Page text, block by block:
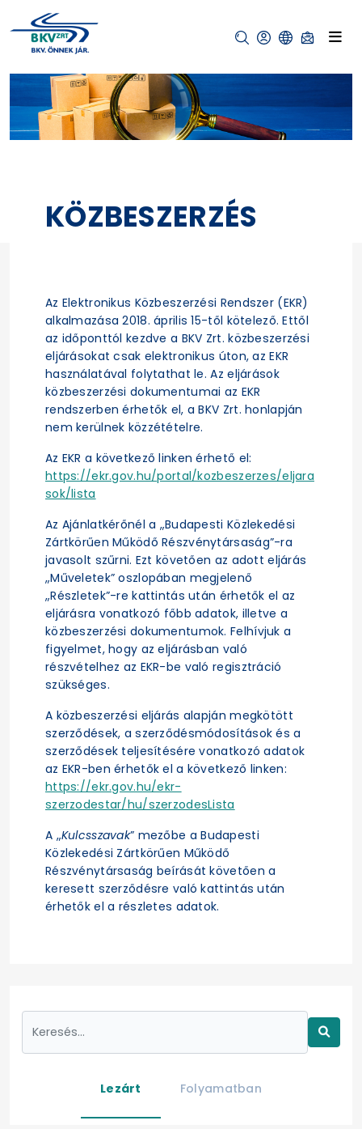
KÖZBESZERZÉS
Az Elektronikus Közbeszerzési Rendszer (EKR)
alkalmazása 2018. április 15-től kötelező. Ettől
az időponttól kezdve a BKV Zrt. közbeszerzési
eljárásokat csak elektronikus úton, az EKR
használatával folytathat le. Az eljárások
közbeszerzési dokumentumai az EKR
rendszerben érhetők el, a BKV Zrt. honlapján
nem kerülnek közzétételre.
Az EKR a következő linken érhető el:
https://ekr.gov.hu/portal/kozbeszerzes/eljara
sok/lista
Az Ajánlatkérőnél a „Budapesti Közlekedési
Zártkörűen Működő Részvénytársaság”-ra
javasolt szűrni. Ezt követően az adott eljárás
„Műveletek” oszlopában megjelenő
„Részletek”-re kattintás után érhetők el az
eljárásra vonatkozó főbb adatok, illetve a
közbeszerzési dokumentumok. Felhívjuk a
figyelmet, hogy az eljárásban való
részvételhez az EKR-be való regisztráció
szükséges.
A közbeszerzési eljárás alapján megkötött
szerződések, a szerződésmódosítások és a
szerződések teljesítésére vonatkozó adatok
az EKR-ben érhetők el a következő linken:
https://ekr.gov.hu/ekr-
szerzodestar/hu/szerzodesLista
A „Kulcsszavak” mezőbe a Budapesti
Közlekedési Zártkörűen Működő
Részvénytársaság beírását követően a
keresett szerződésre való kattintás után
érhetők el a részletes adatok.
Lezárt Folyamatban